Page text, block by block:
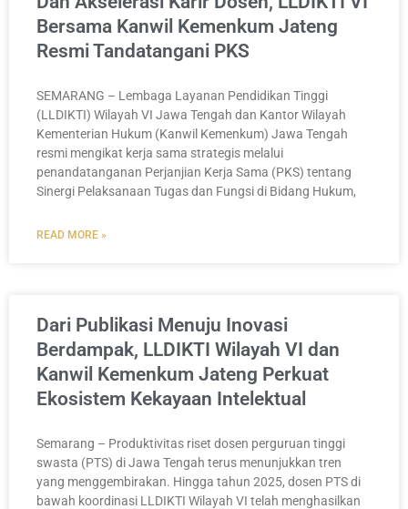
Bersama Kanwil Kemenkum Jateng
Resmi Tandatangani PKS
SEMARANG – Lembaga Layanan Pendidikan Tinggi
(LLDIKTI) Wilayah VI Jawa Tengah dan Kantor Wilayah
Kementerian Hukum (Kanwil Kemenkum) Jawa Tengah
resmi mengikat kerja sama strategis melalui
penandatanganan Perjanjian Kerja Sama (PKS) tentang
Sinergi Pelaksanaan Tugas dan Fungsi di Bidang Hukum,
READ MORE »
Dari Publikasi Menuju Inovasi
Berdampak, LLDIKTI Wilayah VI dan
Kanwil Kemenkum Jateng Perkuat
Ekosistem Kekayaan Intelektual
Semarang – Produktivitas riset dosen perguruan tinggi
swasta (PTS) di Jawa Tengah terus menunjukkan tren
yang menggembirakan. Hingga tahun 2025, dosen PTS di
bawah koordinasi LLDIKTI Wilayah VI telah menghasilkan